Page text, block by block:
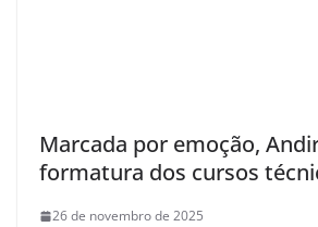
Marcada por emoção,
formatura dos cursos
26 de novembro de 2025